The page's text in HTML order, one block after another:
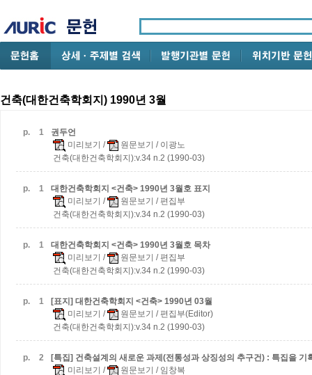
건축(대한건축학회지) 1990년 3월
p. 1
권두언
미리보기 / 원문보기 / 이광노
건축(대한건축학회지):v.34 n.2 (1990-03)
p. 1
대한건축학회지 <건축> 1990년 3월호 표지
미리보기 / 원문보기 / 편집부
건축(대한건축학회지):v.34 n.2 (1990-03)
p. 1
대한건축학회지 <건축> 1990년 3월호 목차
미리보기 / 원문보기 / 편집부
건축(대한건축학회지):v.34 n.2 (1990-03)
p. 1
[표지] 대한건축학회지 <건축> 1990년 03월
미리보기 / 원문보기 / 편집부(Editor)
건축(대한건축학회지):v.34 n.2 (1990-03)
p. 2
[특집] 건축설계의 새로운 과제(전통성과 상징성의 추구건) : 특집을 기
미리보기 / 원문보기 / 임창복